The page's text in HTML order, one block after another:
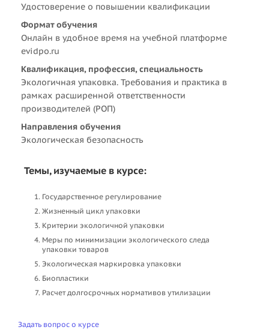
Удостоверение о повышении квалификации
Формат обучения
Онлайн в удобное время на учебной платформе
evidpo.ru
Квалификация, профессия, специальность
Экологичная упаковка. Требования и практика в
рамках расширенной ответственности
производителей (РОП)
Направления обучения
Экологическая безопасность
Темы, изучаемые в курсе:
Государственное регулирование
Жизненный цикл упаковки
Критерии экологичной упаковки
Меры по минимизации экологического следа
упаковки товаров
Экологическая маркировка упаковки
Биопластики
Расчет долгосрочных нормативов утилизации
Задать вопрос о курсе